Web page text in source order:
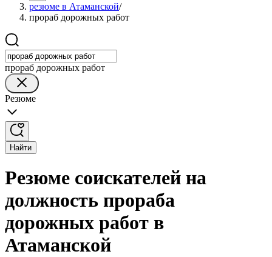
резюме в Атаманской/
прораб дорожных работ
прораб дорожных работ
Резюме
Найти
Резюме соискателей на
должность прораба
дорожных работ в
Атаманской